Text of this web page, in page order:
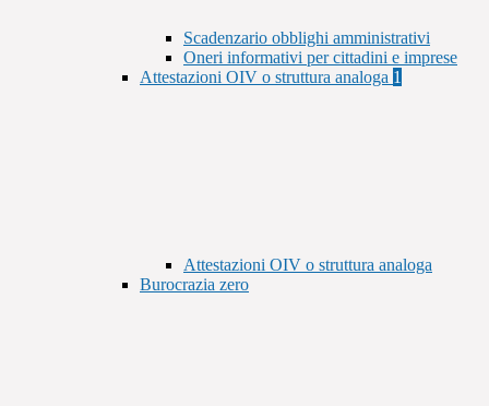
Scadenzario obblighi amministrativi
Oneri informativi per cittadini e imprese
Attestazioni OIV o struttura analoga 1
Attestazioni OIV o struttura analoga
Burocrazia zero